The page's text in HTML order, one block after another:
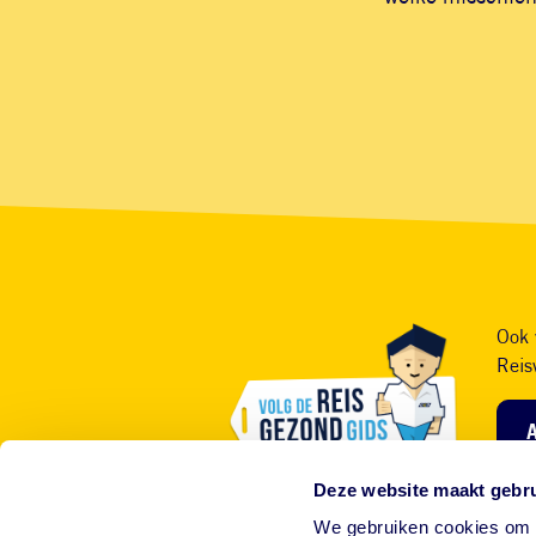
Deze website maakt
We gebruiken cookies
Ook